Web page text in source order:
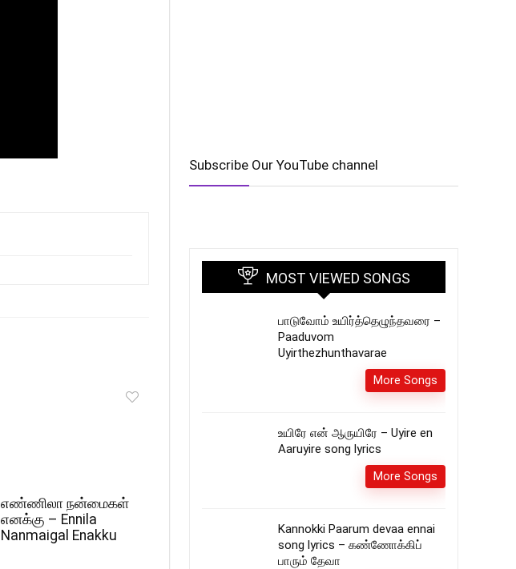
எண்ணிலா நன்மைகள்
எனக்கு – Ennila
Nanmaigal Enakku
Subscribe Our YouTube channel
MOST VIEWED SONGS
பாடுவோம் உயிர்த்தெழுந்தவரை –
Paaduvom
Uyirthezhunthavarae
More Songs
உயிரே என் ஆருயிரே – Uyire en
Aaruyire song lyrics
More Songs
Kannokki Paarum devaa ennai
song lyrics – கண்ணோக்கிப்
பாரும் தேவா